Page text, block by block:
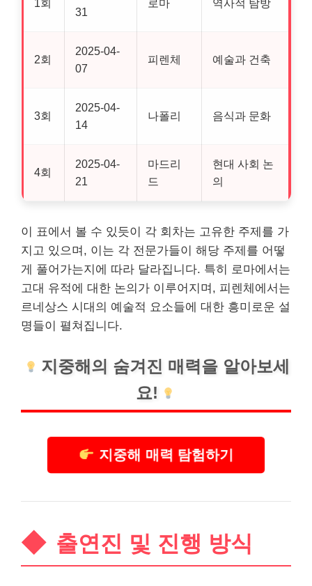
1회
31
로마 역사적 탐방
2회
2025-04-
07
피렌체 예술과 건축
3회
2025-04-
14
나폴리 음식과 문화
4회
2025-04-
21
마드리
드
현대 사회 논
의
이 표에서 볼 수 있듯이 각 회차는 고유한 주제를 가
지고 있으며, 이는 각 전문가들이 해당 주제를 어떻
게 풀어가는지에 따라 달라집니다. 특히 로마에서는
고대 유적에 대한 논의가 이루어지며, 피렌체에서는
르네상스 시대의 예술적 요소들에 대한 흥미로운 설
명들이 펼쳐집니다.
지중해의 숨겨진 매력을 알아보세
요!
지중해 매력 탐험하기
출연진 및 진행 방식